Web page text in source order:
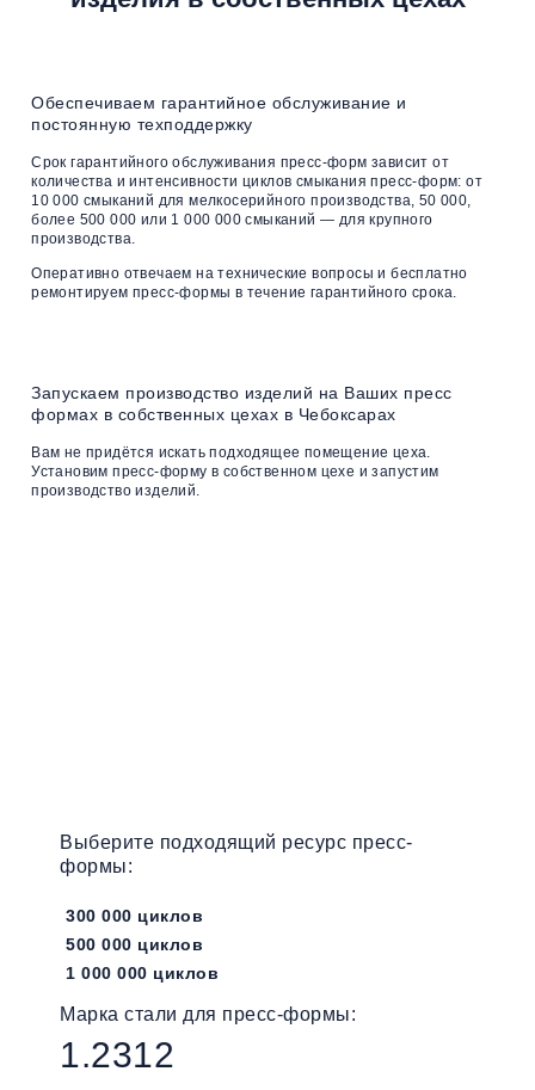
Обеспечиваем гарантийное обслуживание и
постоянную техподдержку
Срок гарантийного обслуживания пресс-форм зависит от
количества и интенсивности циклов смыкания пресс-форм: от
10 000 смыканий для мелкосерийного производства, 50 000,
более 500 000 или 1 000 000 смыканий — для крупного
производства.
Оперативно отвечаем на технические вопросы и бесплатно
ремонтируем пресс-формы в течение гарантийного срока.
Запускаем производство изделий на Ваших пресс
формах в собственных цехах в Чебоксарах
Вам не придётся искать подходящее помещение цеха.
Установим пресс-форму в собственном цехе и запустим
производство изделий.
Выберите подходящий ресурс пресс-
формы:
300 000 циклов
500 000 циклов
1 000 000 циклов
Марка стали для пресс-формы:
1.2312